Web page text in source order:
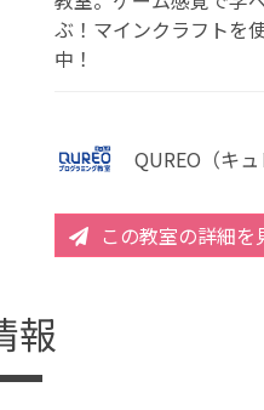
ぶ！マインクラフトを
中！
QUREO（キ
この教室の詳細を
報